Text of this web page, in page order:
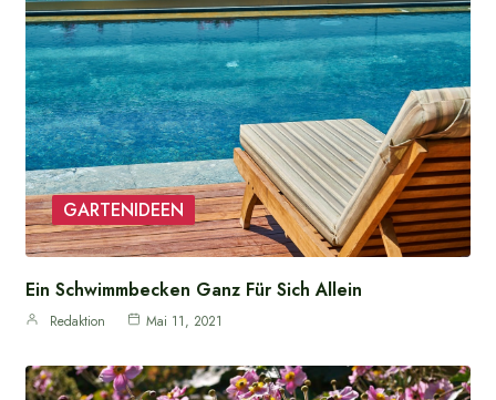
GARTENIDEEN
Ein Schwimmbecken Ganz Für Sich Allein
Redaktion Mai 11, 2021